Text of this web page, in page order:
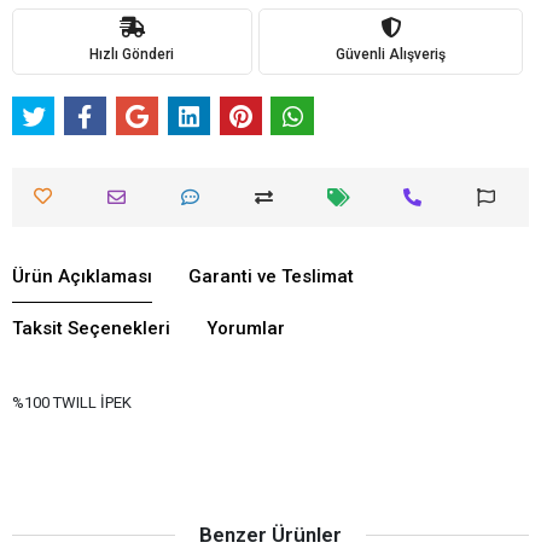
Hızlı Gönderi Güvenli Alışveriş
Ürün Açıklaması Garanti ve Teslimat
Taksit Seçenekleri Yorumlar
%100 TWILL İPEK
Benzer Ürünler